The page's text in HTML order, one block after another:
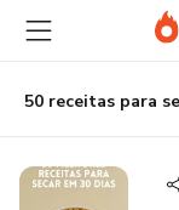
para
conteúdo
principal
para
pagamento
para
rodapé